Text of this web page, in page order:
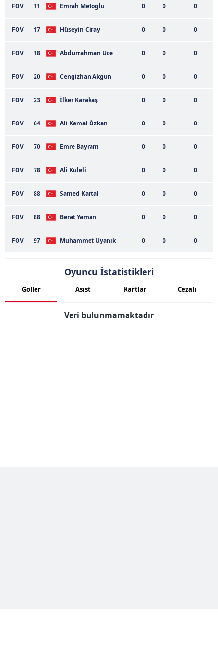
almak için lütfentıklayınız.
FOV 11 Emrah Metoglu 0 0 0
FOV 17 Hüseyin Ciray 0 0 0
FOV 18 Abdurrahman Uce 0 0 0
FOV 20 Cengizhan Akgun 0 0 0
FOV 23 İlker Karakaş 0 0 0
FOV 64 Ali Kemal Özkan 0 0 0
FOV 70 Emre Bayram 0 0 0
FOV 78 Ali Kuleli 0 0 0
FOV 88 Samed Kartal 0 0 0
FOV 88 Berat Yaman 0 0 0
FOV 97 Muhammet Uyanık 0 0 0
Oyuncu İstatistikleri
Goller Asist Kartlar Cezalı
Veri bulunmamaktadır